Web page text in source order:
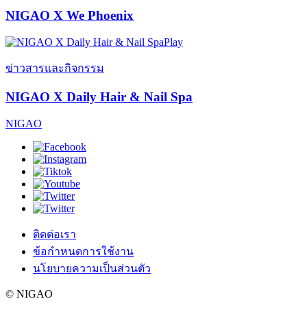
NIGAO X We Phoenix
Play
ข่าวสารและกิจกรรม
NIGAO X Daily Hair & Nail Spa
NIGAO
ติดต่อเรา
ข้อกำหนดการใช้งาน
นโยบายความเป็นส่วนตัว
© NIGAO